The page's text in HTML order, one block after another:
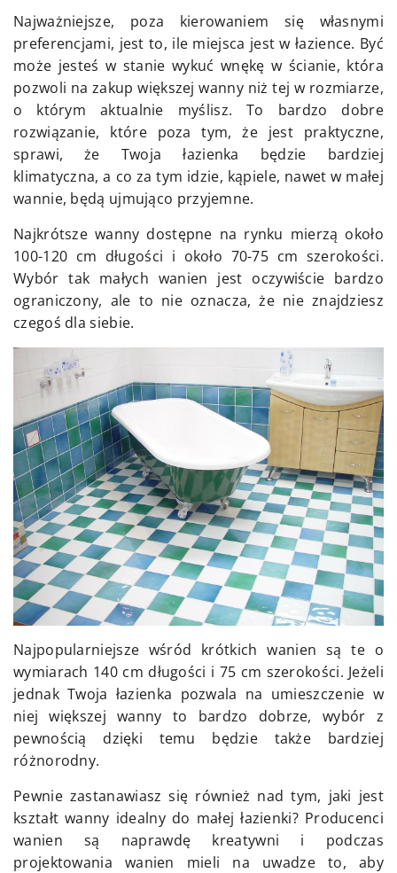
Najważniejsze, poza kierowaniem się własnymi
preferencjami, jest to, ile miejsca jest w łazience. Być
może jesteś w stanie wykuć wnękę w ścianie, która
pozwoli na zakup większej wanny niż tej w rozmiarze,
o którym aktualnie myślisz. To bardzo dobre
rozwiązanie, które poza tym, że jest praktyczne,
sprawi, że Twoja łazienka będzie bardziej
klimatyczna, a co za tym idzie, kąpiele, nawet w małej
wannie, będą ujmująco przyjemne.
Najkrótsze wanny dostępne na rynku mierzą około
100-120 cm długości i około 70-75 cm szerokości.
Wybór tak małych wanien jest oczywiście bardzo
ograniczony, ale to nie oznacza, że nie znajdziesz
czegoś dla siebie.
Najpopularniejsze wśród krótkich wanien są te o
wymiarach 140 cm długości i 75 cm szerokości. Jeżeli
jednak Twoja łazienka pozwala na umieszczenie w
niej większej wanny to bardzo dobrze, wybór z
pewnością dzięki temu będzie także bardziej
różnorodny.
Pewnie zastanawiasz się również nad tym, jaki jest
kształt wanny idealny do małej łazienki? Producenci
wanien są naprawdę kreatywni i podczas
projektowania wanien mieli na uwadze to, aby